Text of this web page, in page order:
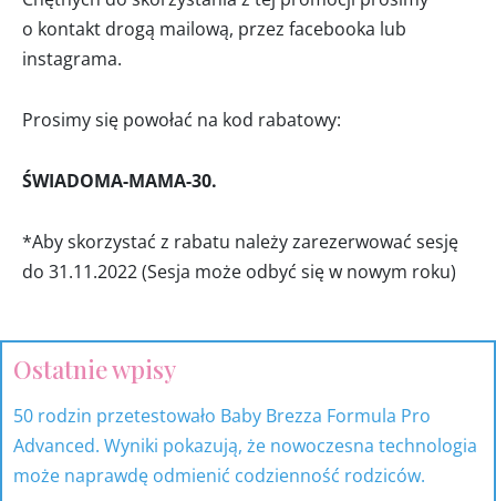
o kontakt drogą mailową, przez facebooka lub
instagrama.
Prosimy się powołać na kod rabatowy:
ŚWIADOMA-MAMA-30.
*Aby skorzystać z rabatu należy zarezerwować sesję
do 31.11.2022(Sesja może odbyć się w nowym roku)
Ostatnie wpisy
50 rodzin przetestowało Baby Brezza Formula Pro
Advanced. Wyniki pokazują, że nowoczesna technologia
może naprawdę odmienić codzienność rodziców.
318
81
9
53
17 15